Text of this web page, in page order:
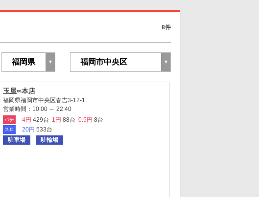
8件
玉屋∞本店
福岡県福岡市中央区春吉3-12-1
営業時間：10:00 ～ 22:40
パチ 4円 429台 1円 88台 0.5円 8台
スロ 20円 533台
駐車場
駐輪場